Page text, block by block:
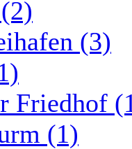
(3)
Friedhof
(1)